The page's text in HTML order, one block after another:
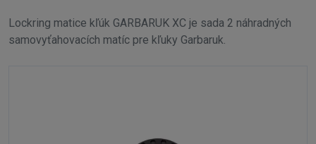
Lockring matice kľúk GARBARUK XC je sada 2 náhradných
samovyťahovacích matíc pre kľuky Garbaruk.